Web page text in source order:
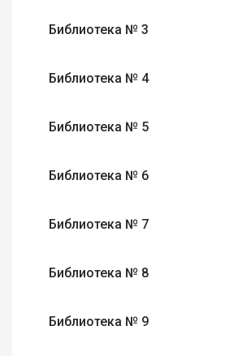
Библиотека № 3
Библиотека № 4
Библиотека № 5
Библиотека № 6
Библиотека № 7
Библиотека № 8
Библиотека № 9